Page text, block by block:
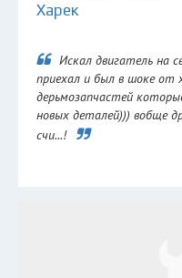
Харек
Искал двигатель на
приехал и был в шоке от
дерьмозапчастей
новых деталей))) вобще
счи...!